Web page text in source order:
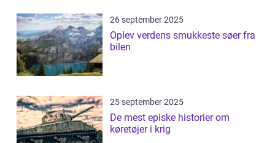
26 september 2025
Oplev verdens smukkeste søer fra
bilen
25 september 2025
De mest episke historier om
køretøjer i krig